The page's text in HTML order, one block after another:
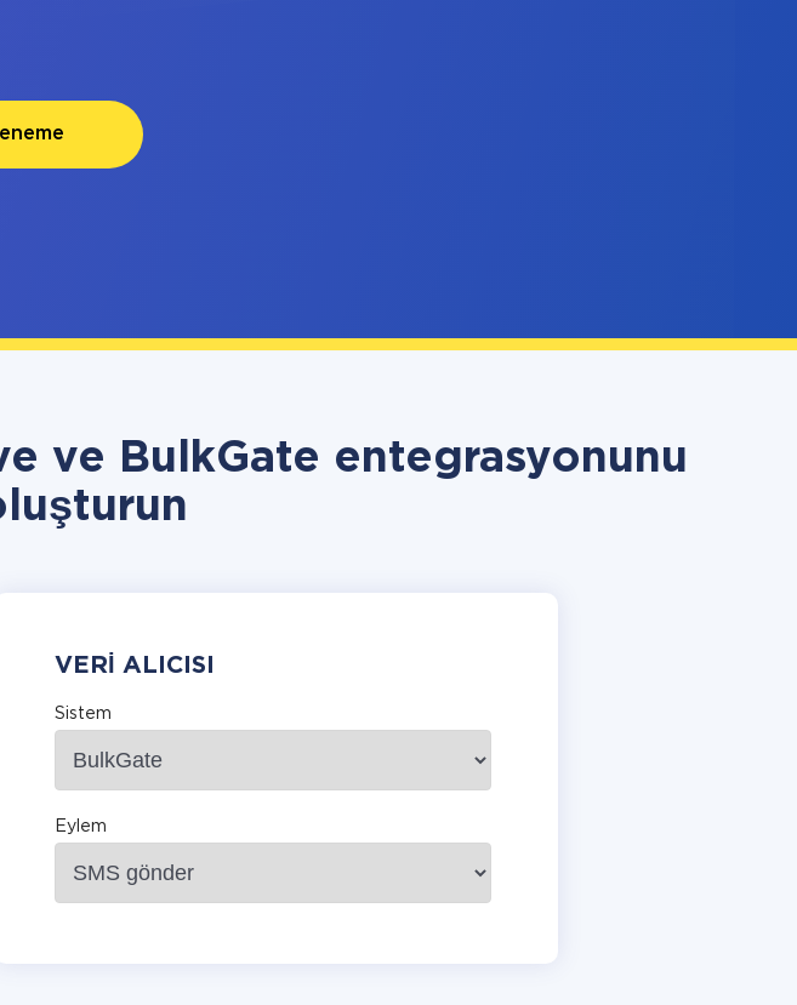
ve BulkGate entegrasyonunu
VERI ALICISI
Sistem
Eylem